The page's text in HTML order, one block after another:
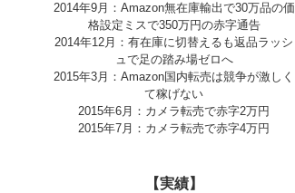
2014年9月：Amazon無在庫輸出で30万品の価
格設定ミスで350万円の赤字通告
2014年12月：有在庫に切替えるも返品ラッシ
ュで足の踏み場ゼロへ
2015年3月：Amazon国内転売は競争が激しく
て稼げない
2015年6月：カメラ転売で赤字2万円
2015年7月：カメラ転売で赤字4万円
【実績】